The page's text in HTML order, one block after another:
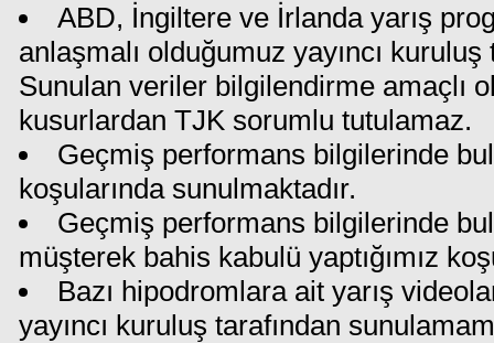
ABD, İngiltere ve İrlanda yarış
anlaşmalı olduğumuz yayıncı
Sunulan veriler bilgilendirme amaçlı
kusurlardan TJK sorumlu tutulamaz.
Geçmiş performans bilgilerinde
koşularında sunulmaktadır.
Geçmiş performans bilgilerinde
müşterek bahis kabulü yaptığımız
Bazı hipodromlara ait yarış
yayıncı kuruluş tarafından